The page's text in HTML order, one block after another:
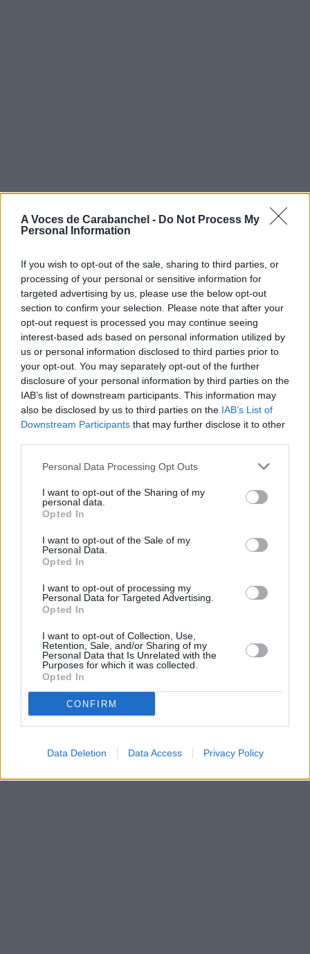
A Voces de Carabanchel - Do Not Process My
Personal Information
If you wish to opt-out of the sale, sharing to third parties, or
processing of your personal or sensitive information for
targeted advertising by us, please use the below opt-out
section to confirm your selection. Please note that after your
opt-out request is processed you may continue seeing
interest-based ads based on personal information utilized by
us or personal information disclosed to third parties prior to
your opt-out. You may separately opt-out of the further
disclosure of your personal information by third parties on the
IAB’s list of downstream participants. This information may
also be disclosed by us to third parties on the IAB’s List of
Downstream Participants that may further disclose it to other
Personal Data Processing Opt Outs
I want to opt-out of the Sharing of my
personal data.
Opted In
I want to opt-out of the Sale of my
Personal Data.
Opted In
I want to opt-out of processing my
Personal Data for Targeted Advertising.
Opted In
I want to opt-out of Collection, Use,
Retention, Sale, and/or Sharing of my
Personal Data that Is Unrelated with the
Purposes for which it was collected.
Opted In
CONFIRM
Data Deletion Data Access Privacy Policy